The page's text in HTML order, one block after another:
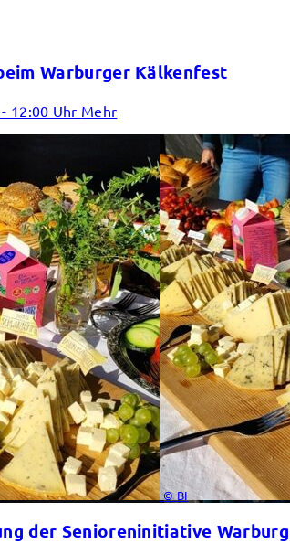
Warburger Kälkenfest
12:00 Uhr Mehr
© BI
der Senioreninitiative